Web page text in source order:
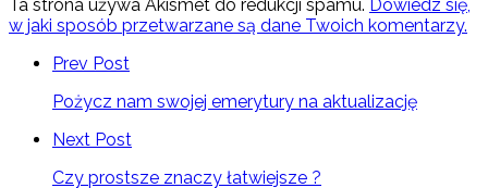
Ta strona używa Akismet do redukcji spamu. Dowiedz się,
w jaki sposób przetwarzane są dane Twoich komentarzy.
Prev Post
Pożycz nam swojej emerytury na aktualizację
Next Post
Czy prostsze znaczy łatwiejsze ?